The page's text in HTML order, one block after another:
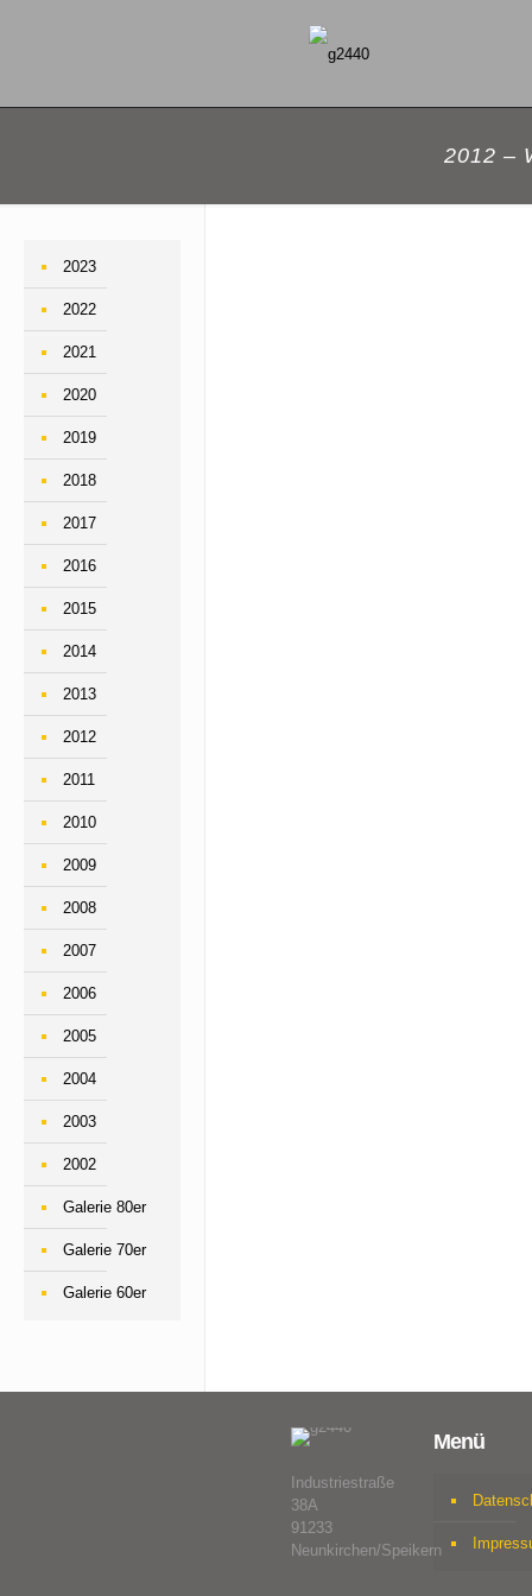
2012 –
2023
2022
2021
2020
2019
2018
2017
2016
2015
2014
2013
2012
2011
2010
2009
2008
2007
2006
2005
2004
2003
2002
Galerie 80er
Galerie 70er
Galerie 60er
Industriestraße
38A
91233
Neunkirchen/Speikern
Menü